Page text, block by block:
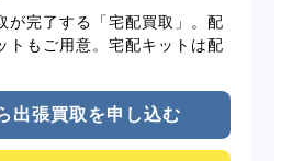
が完了する「宅配買取」。配
トもご用意。宅配キットは配
出張買取を申し込む